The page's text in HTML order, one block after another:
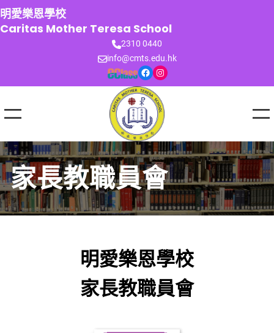
跳
至
主
明愛樂恩學校
Caritas Mother Teresa School
2310 0440
info@cmts.edu.hk
Facebook Instagram
家長教職員會
明愛樂恩學校
家長教職員會